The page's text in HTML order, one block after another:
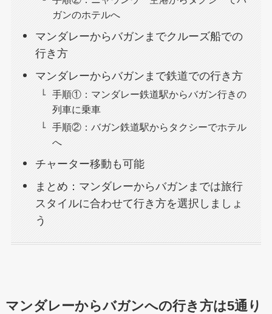
ガンのホテルへ
マンダレーからバガンまでクルーズ船での
行き方
マンダレーからバガンまで鉄道での行き方
手順①：マンダレー鉄道駅からバガン行きの
列車に乗車
手順②：バガン鉄道駅からタクシーでホテル
へ
チャーター移動も可能
まとめ：マンダレーからバガンまでは旅行
スタイルに合わせて行き方を選択しましょ
う
マンダレーからバガンへの行き方は5通り